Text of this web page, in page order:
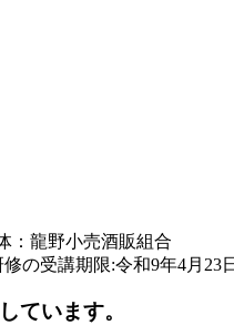
：龍野小売酒販組合
の受講期限:令和9年4月23
ています。